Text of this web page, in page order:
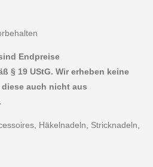
Endpreise
§ 19 UStG. Wir erheben keine
auch nicht aus
Häkelnadeln, Stricknadeln,